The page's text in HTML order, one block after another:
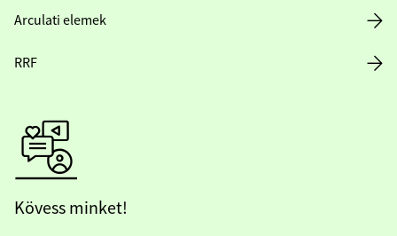
Arculati elemek
RRF
Kövess minket!